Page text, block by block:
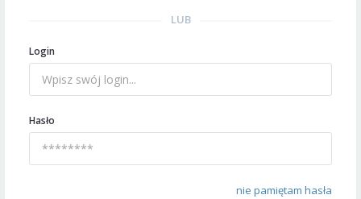
LUB
Login
Hasło
nie pamiętam hasła